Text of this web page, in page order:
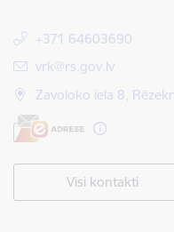
+371 64603690
E-pasts:
vrk@rs.gov.lv
Zavoloko iela 8,
Visi kontakti